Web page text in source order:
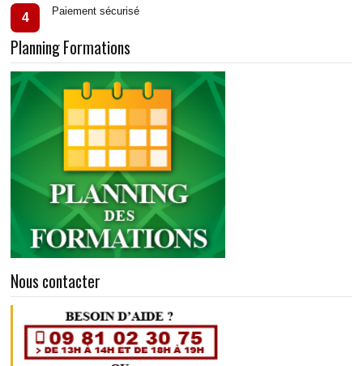
4 Paiement sécurisé
Planning Formations
Nous contacter